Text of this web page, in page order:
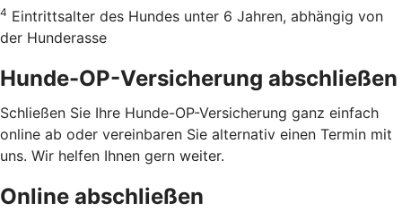
4 Eintrittsalter des Hundes unter 6 Jahren, abhängig von
der Hunderasse
Hunde-OP-Versicherung abschließen
Schließen Sie Ihre Hunde-OP-Versicherung ganz einfach
online ab oder vereinbaren Sie alternativ einen Termin mit
uns. Wir helfen Ihnen gern weiter.
Online abschließen